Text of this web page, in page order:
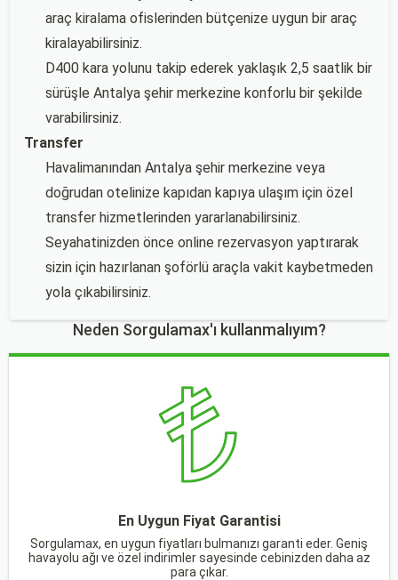
araç kiralama ofislerinden bütçenize uygun bir araç
kiralayabilirsiniz.
D400 kara yolunu takip ederek yaklaşık 2,5 saatlik bir
sürüşle Antalya şehir merkezine konforlu bir şekilde
varabilirsiniz.
Transfer
Havalimanından Antalya şehir merkezine veya
doğrudan otelinize kapıdan kapıya ulaşım için özel
transfer hizmetlerinden yararlanabilirsiniz.
Seyahatinizden önce online rezervasyon yaptırarak
sizin için hazırlanan şoförlü araçla vakit kaybetmeden
yola çıkabilirsiniz.
Neden Sorgulamax'ı kullanmalıyım?
En Uygun Fiyat Garantisi
Sorgulamax, en uygun fiyatları bulmanızı garanti eder. Geniş
havayolu ağı ve özel indirimler sayesinde cebinizden daha az
para çıkar.